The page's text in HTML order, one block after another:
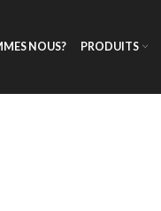
NOUS? PRODUITS